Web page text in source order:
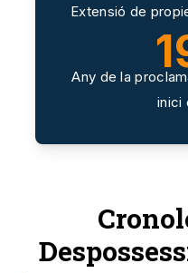
Extensió de
Any de la
inici